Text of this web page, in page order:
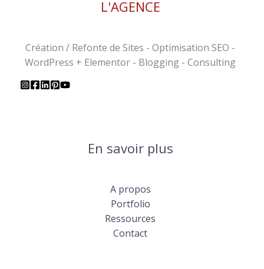
L'AGENCE
Création / Refonte de Sites - Optimisation SEO -
WordPress + Elementor - Blogging - Consulting
En savoir plus
A propos
Portfolio
Ressources
Contact